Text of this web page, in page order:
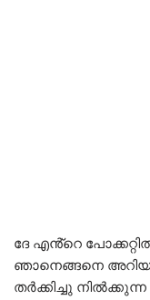
ദേ എൻ്റെ
ഞാനെങ്ങനെ
തർക്കിച്ചു